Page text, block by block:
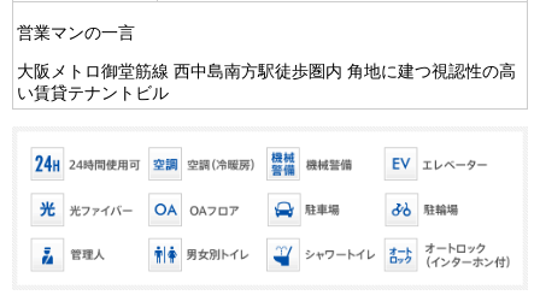
営業マンの一言
大阪メトロ御堂筋線 西中島南方駅徒歩圏内 角地に建つ視認性の高
い賃貸テナントビル